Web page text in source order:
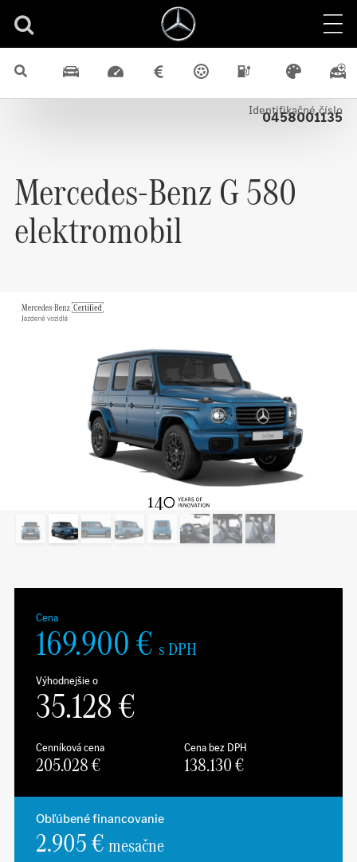
Predvádzacie vozidlá Certified G 4x4
Elektrický
0458001135
Identifikačné číslo
Mercedes-BenzG 580
elektromobil
Cena
169.900€ s DPH
Výhodnejšie o
35.128€
Cenníková cena
205.028€
Cena bez DPH
138.130€
Obľúbené financovanie
2.905 €mesačne